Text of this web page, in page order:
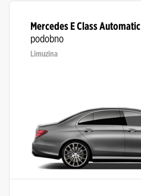
Mercedes E Class Automatic
podobno
Limuzina